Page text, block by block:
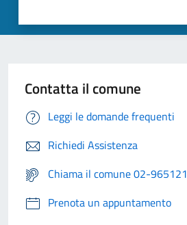
Contatta il comune
Leggi le domande frequenti
Richiedi Assistenza
Chiama il comune 02-965121
Prenota un appuntamento